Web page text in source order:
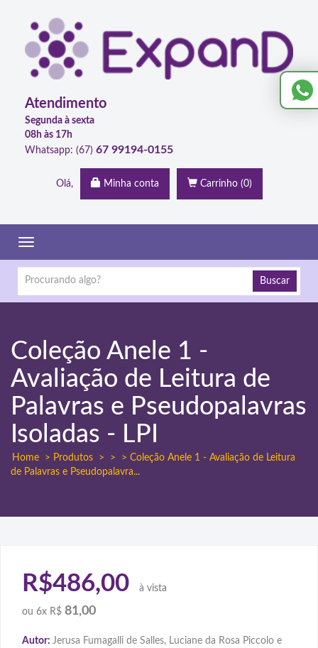
Atendimento
Segunda à sexta
08h às 17h
Whatsapp: (67) 67 99194-0155
Olá, Minha conta Carrinho (0)
Toggle
Buscar
Coleção Anele 1 -
Avaliação de Leitura de
Palavras e Pseudopalavras
Isoladas - LPI
Home > Produtos > >
> Coleção Anele 1 - Avaliação de Leitura
de Palavras e Pseudopalavra...
R$486,00 à vista
ou 6x R$ 81,00
Autor: Jerusa Fumagalli de Salles, Luciane da Rosa Piccolo e